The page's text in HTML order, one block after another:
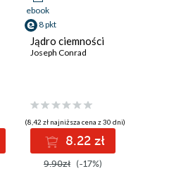
ebook
8 pkt
Jądro ciemności
Joseph Conrad
(8,42 zł najniższa cena z 30 dni)
8.22 zł
9.90zł (-17%)